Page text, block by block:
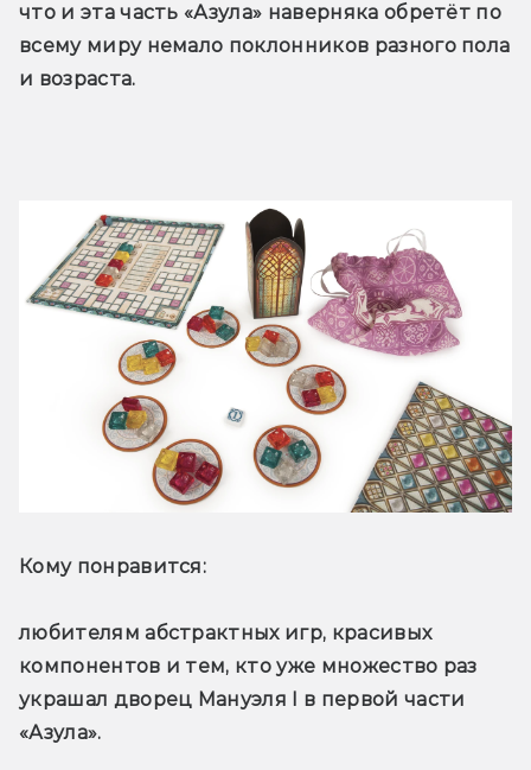
что и эта часть «Азула» наверняка обретёт по
всему миру немало поклонников разного пола
и возраста.
Кому понравится:
любителям абстрактных игр, красивых
компонентов и тем, кто уже множество раз
украшал дворец Мануэля I в первой части
«Азула».